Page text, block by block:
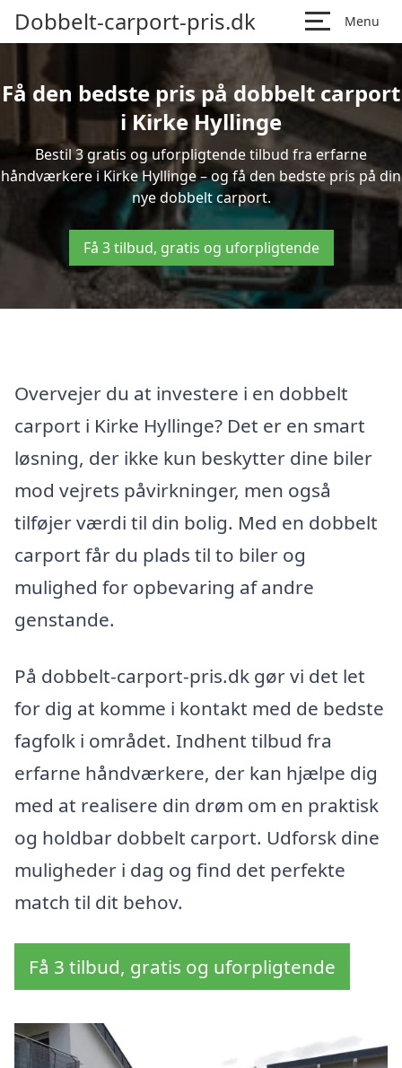
Dobbelt-carport-pris.dk Menu
Få den bedste pris på dobbelt carport
i Kirke Hyllinge
Bestil 3 gratis og uforpligtende tilbud fra erfarne
håndværkere i Kirke Hyllinge – og få den bedste pris på din
nye dobbelt carport.
Få 3 tilbud, gratis og uforpligtende
Overvejer du at investere i en dobbelt
carport i Kirke Hyllinge? Det er en smart
løsning, der ikke kun beskytter dine biler
mod vejrets påvirkninger, men også
tilføjer værdi til din bolig. Med en dobbelt
carport får du plads til to biler og
mulighed for opbevaring af andre
genstande.
På dobbelt-carport-pris.dk gør vi det let
for dig at komme i kontakt med de bedste
fagfolk i området. Indhent tilbud fra
erfarne håndværkere, der kan hjælpe dig
med at realisere din drøm om en praktisk
og holdbar dobbelt carport. Udforsk dine
muligheder i dag og find det perfekte
match til dit behov.
Få 3 tilbud, gratis og uforpligtende